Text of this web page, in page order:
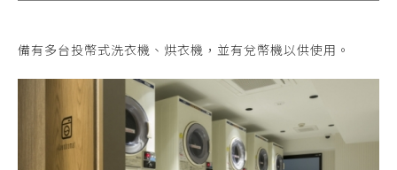
備有多台投幣式洗衣機、烘衣機，並有兌幣機以供使用。